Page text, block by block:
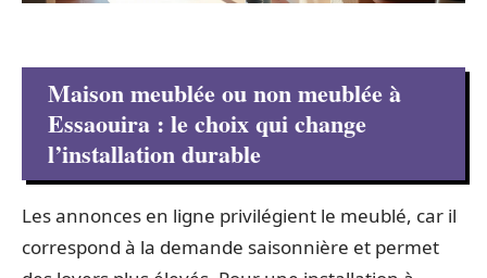
Maison meublée ou non meublée à
Essaouira : le choix qui change
l’installation durable
Les annonces en ligne privilégient le meublé, car il
correspond à la demande saisonnière et permet